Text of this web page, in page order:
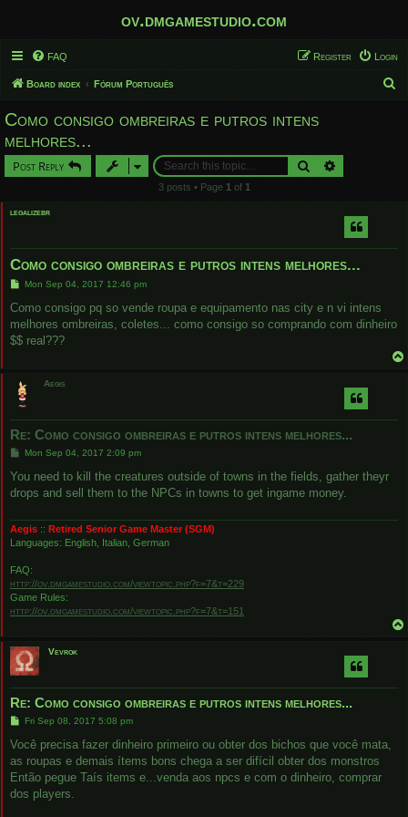
ov.dmgamestudio.com
FAQ Login
Register
Board index Fórum Português
Como consigo ombreiras e putros intens
melhores...
Post Reply Search
3 posts • Page 1 of 1
legalizebr
Como consigo ombreiras e putros intens melhores...
P
s
Mon Sep 04, 2017 12:46 pm
Como consigo pq so vende roupa e equipamento nas city e n vi intens
melhores ombreiras, coletes... como consigo so comprando com dinheiro
$$ real???
Aegis
Re: Como consigo ombreiras e putros intens melhores...
P
s
Mon Sep 04, 2017 2:09 pm
You need to kill the creatures outside of towns in the fields, gather theyr
drops and sell them to the NPCs in towns to get ingame money.
Aegis :: Retired Senior Game Master (SGM)
Languages: English, Italian, German
FAQ:
http://ov.dmgamestudio.com/viewtopic.php?f=7&t=229
Game Rules:
http://ov.dmgamestudio.com/viewtopic.php?f=7&t=151
Vevrok
Re: Como consigo ombreiras e putros intens melhores...
P
s
Fri Sep 08, 2017 5:08 pm
Você precisa fazer dinheiro primeiro ou obter dos bichos que você mata,
as roupas e demais ítems bons chega a ser difícil obter dos monstros
Então pegue Taís items e...venda aos npcs e com o dinheiro, comprar
dos players.